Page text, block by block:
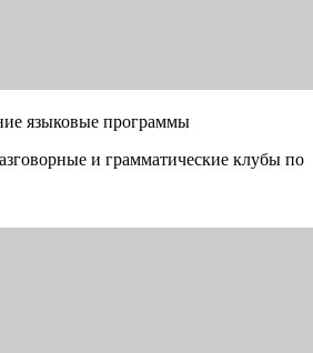
языковые программы
и грамматические клубы по